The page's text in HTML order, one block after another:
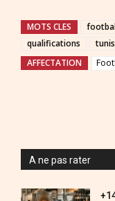
MOTS CLES
qualifications
AFFECTATION
A ne pas rater